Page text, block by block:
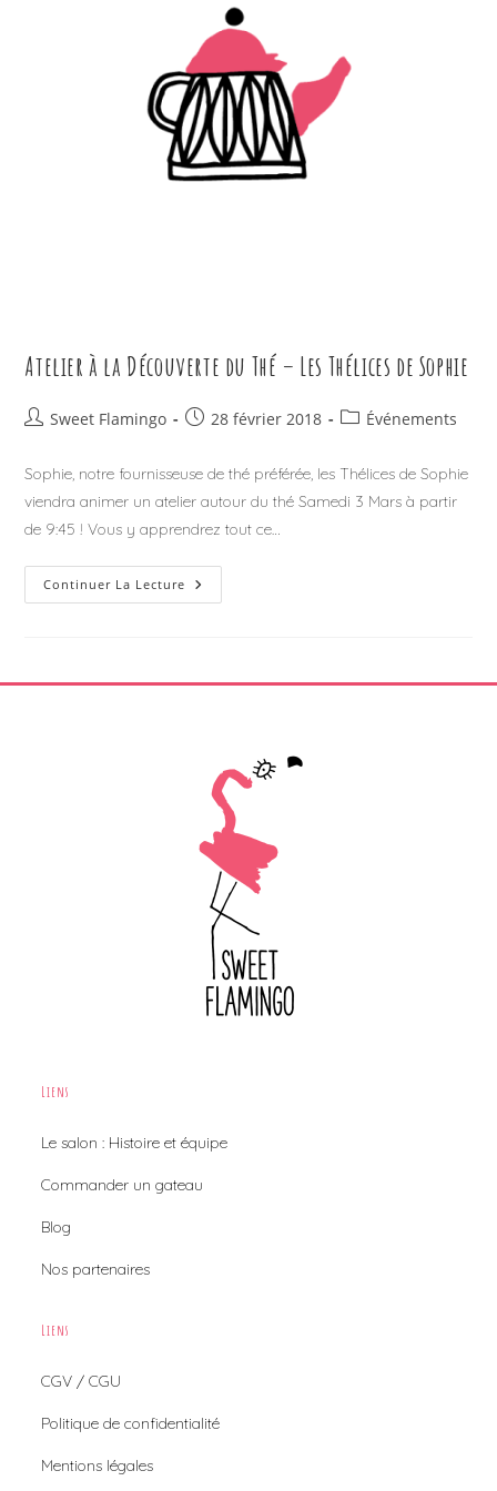
Atelier à la Découverte du Thé – Les Thélices de Sophie
Auteur/autrice
la
publication :
Sweet Flamingo
Publication
28 février 2018
PostÉvénements
Sophie, notre fournisseuse de thé préférée, les Thélices de Sophie
viendra animer un atelier autour du thé Samedi 3 Mars à partir
de 9:45 ! Vous y apprendrez tout ce…
Continuer La Lecture Atelier
À
–
Liens
Le salon : Histoire et équipe
Commander un gateau
Blog
Nos partenaires
Liens
CGV / CGU
Politique de confidentialité
Mentions légales